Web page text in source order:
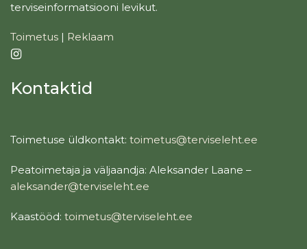
terviseinformatsiooni levikut.
Toimetus | Reklaam
Kontaktid
Toimetuse üldkontakt: toimetus@terviseleht.ee
Peatoimetaja ja väljaandja: Aleksander Laane –
aleksander@terviseleht.ee
Kaastööd: toimetus@terviseleht.ee